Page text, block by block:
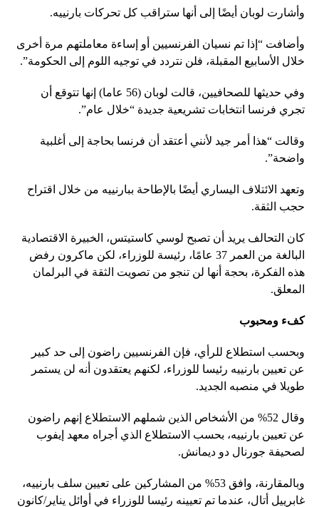
وأشارت لوبان أيضًا إلى أنها ستراقب كل تحركات بارنييه.
وأضافت “إذا تم نسيان الفرنسيين أو إساءة معاملتهم مرة أخرى
خلال الأسابيع المقبلة، فلن نتردد في توجيه اللوم إلى الحكومة”.
وفي حديثها للصحافيين، قالت لوبان (56 عاما) إنها تتوقع أن
تجري فرنسا انتخابات تشريعية جديدة “خلال عام”.
وقالت “هذا أمر جيد لأنني أعتقد أن فرنسا بحاجة إلى أغلبية
واضحة”.
وتعهد الائتلاف اليساري أيضًا بالإطاحة ببارنييه من خلال اقتراح
حجب الثقة.
كان التحالف يريد أن تصبح لوسي كاستيتس، الخبيرة الاقتصادية
البالغة من العمر 37 عامًا، رئيسة للوزراء، لكن ماكرون رفض
هذه الفكرة، بحجة أنها لن تنجو من تصويت الثقة في البرلمان
المعلق.
كفء ومحبوب
وبحسب استطلاع للرأي، فإن الفرنسيين راضون إلى حد كبير
عن تعيين بارنييه رئيسا للوزراء، لكنهم يعتقدون أنه لن يستمر
طويلا في منصبه الجديد.
وقال 52% من الأشخاص الذين شملهم الاستطلاع إنهم راضون
عن تعيين بارنييه، بحسب الاستطلاع الذي أجراه معهد إيفوب
لصحيفة جورنال دو ديمانش.
وبالمقارنة، وافق 53% من المشاركين على تعيين سلف بارنييه،
غابرييل أتال، عندما تم تعيينه رئيسا للوزراء في أوائل يناير/كانون